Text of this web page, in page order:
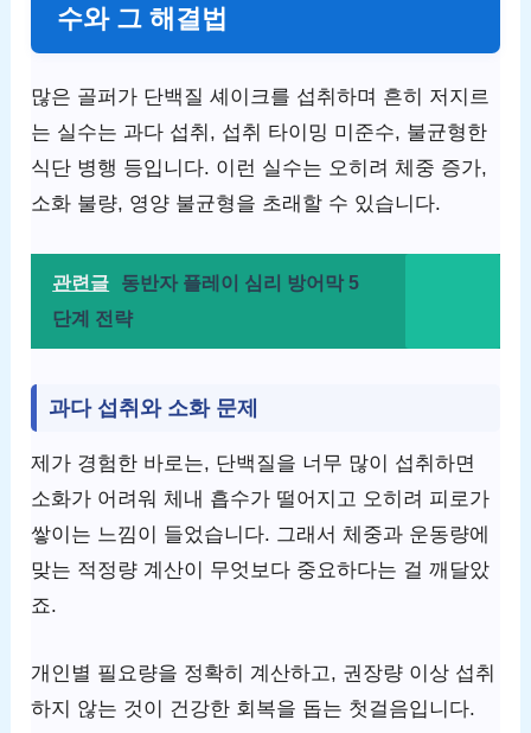
수와 그 해결법
많은 골퍼가 단백질 셰이크를 섭취하며 흔히 저지르
는 실수는 과다 섭취, 섭취 타이밍 미준수, 불균형한
식단 병행 등입니다. 이런 실수는 오히려 체중 증가,
소화 불량, 영양 불균형을 초래할 수 있습니다.
관련글
동반자 플레이 심리 방어막 5
단계 전략
과다 섭취와 소화 문제
제가 경험한 바로는, 단백질을 너무 많이 섭취하면
소화가 어려워 체내 흡수가 떨어지고 오히려 피로가
쌓이는 느낌이 들었습니다. 그래서 체중과 운동량에
맞는 적정량 계산이 무엇보다 중요하다는 걸 깨달았
죠.
개인별 필요량을 정확히 계산하고, 권장량 이상 섭취
하지 않는 것이 건강한 회복을 돕는 첫걸음입니다.